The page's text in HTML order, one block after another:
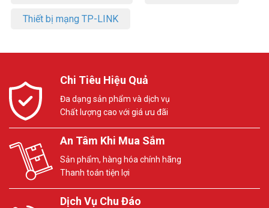
Thiết bị mạng TP-LINK
Chi Tiêu Hiệu Quả
Đa dạng sản phẩm và dịch vụ
Chất lượng cao với giá ưu đãi
An Tâm Khi Mua Sắm
Sản phẩm, hàng hóa chính hãng
Thanh toán tiện lợi
Dịch Vụ Chu Đáo